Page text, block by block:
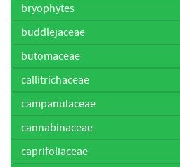
bryophytes
buddlejaceae
butomaceae
callitrichaceae
campanulaceae
cannabinaceae
caprifoliaceae